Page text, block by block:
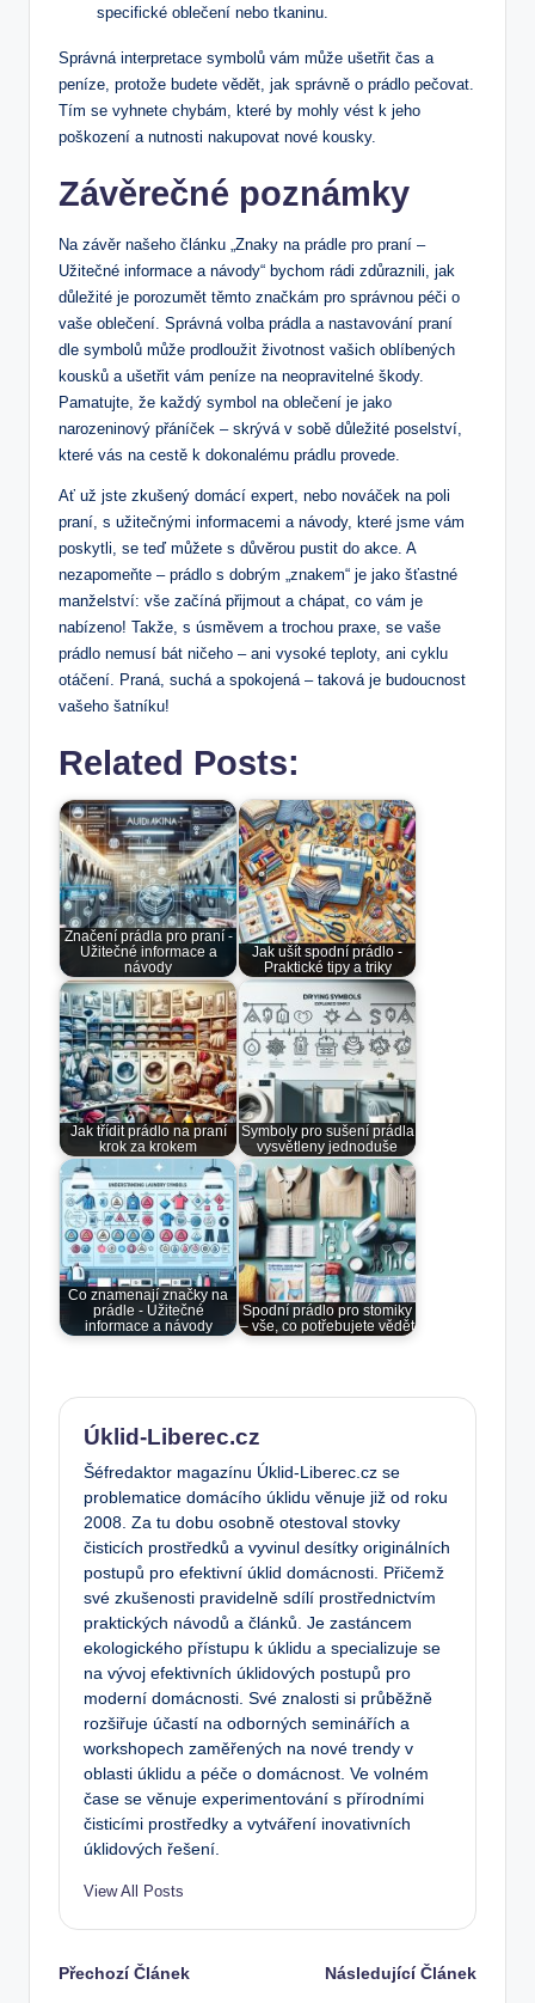
specifické oblečení nebo tkaninu.
Správná interpretace symbolů vám může ušetřit čas a
peníze, protože budete vědět, jak správně o prádlo pečovat.
Tím se vyhnete chybám, které by mohly vést k jeho
poškození a nutnosti nakupovat nové kousky.
Závěrečné poznámky
Na závěr našeho článku „Znaky na prádle pro praní –
Užitečné informace a návody“ bychom rádi zdůraznili, jak
důležité je porozumět těmto značkám pro správnou péči o
vaše oblečení. Správná volba prádla a nastavování praní
dle symbolů může prodloužit životnost vašich oblíbených
kousků a ušetřit vám peníze na neopravitelné škody.
Pamatujte, že každý symbol na oblečení je jako
narozeninový přáníček – skrývá v sobě důležité poselství,
které vás na cestě k dokonalému prádlu provede.
Ať už jste zkušený domácí expert, nebo nováček na poli
praní, s užitečnými informacemi a návody, které jsme vám
poskytli, se teď můžete s důvěrou pustit do akce. A
nezapomeňte – prádlo s dobrým „znakem“ je jako šťastné
manželství: vše začíná přijmout a chápat, co vám je
nabízeno! Takže, s úsměvem a trochou praxe, se vaše
prádlo nemusí bát ničeho – ani vysoké teploty, ani cyklu
otáčení. Praná, suchá a spokojená – taková je budoucnost
vašeho šatníku!
Related Posts:
Značení prádla pro praní -
Užitečné informace a
návody
Jak ušít spodní prádlo -
Praktické tipy a triky
Jak třídit prádlo na praní
krok za krokem
Symboly pro sušení prádla
vysvětleny jednoduše
Co znamenají značky na
prádle - Užitečné
informace a návody
Spodní prádlo pro stomiky
– vše, co potřebujete vědět
Úklid-Liberec.cz
Šéfredaktor magazínu Úklid-Liberec.cz se
problematice domácího úklidu věnuje již od roku
2008. Za tu dobu osobně otestoval stovky
čisticích prostředků a vyvinul desítky originálních
postupů pro efektivní úklid domácnosti. Přičemž
své zkušenosti pravidelně sdílí prostřednictvím
praktických návodů a článků. Je zastáncem
ekologického přístupu k úklidu a specializuje se
na vývoj efektivních úklidových postupů pro
moderní domácnosti. Své znalosti si průběžně
rozšiřuje účastí na odborných seminářích a
workshopech zaměřených na nové trendy v
oblasti úklidu a péče o domácnost. Ve volném
čase se věnuje experimentování s přírodními
čisticími prostředky a vytváření inovativních
úklidových řešení.
View All Posts
Post
Přechozí Článek Následující Článek